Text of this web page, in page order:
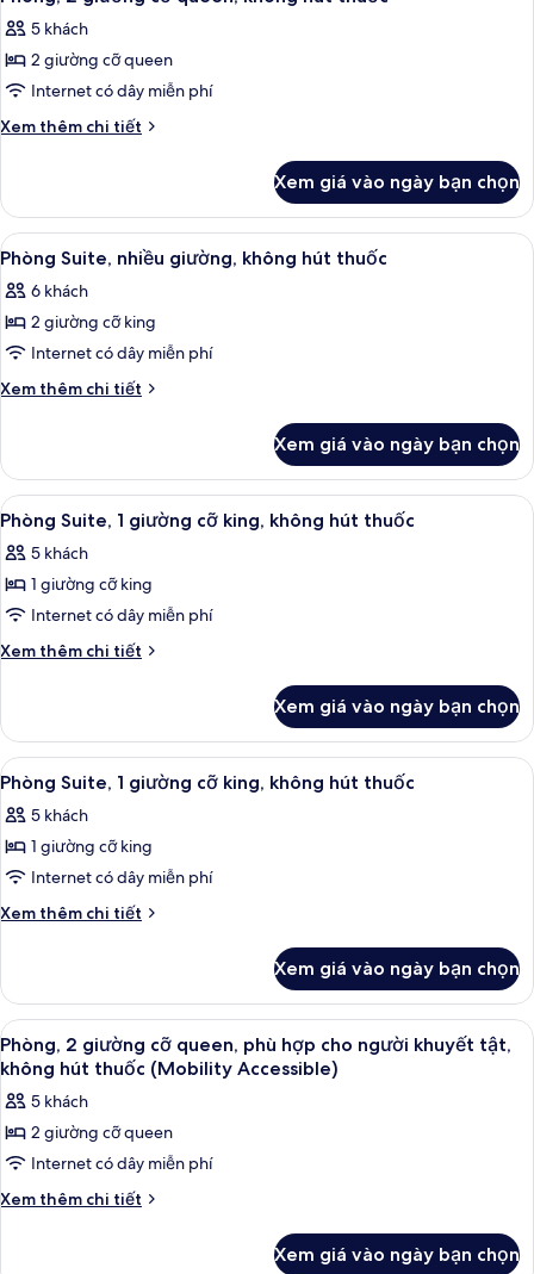
thuốc
king,
không
thuốc
tất
cả
ảnh
Phòng,
2
queen,
không
hút
thuốc
5 khách
2 giường cỡ queen
Internet có dây miễn phí
Xem thêm chi tiết
Chi
Phòng,
giường
queen,
không
thuốc
Xem giá vào ngày bạn chọn
Xem
tất
cả
ảnh
Phòng
Suite,
không
hút
thuốc
Phòng Suite, nhiều giường, không
3
Phòng Suite, nhiều giường, không hút thuốc
6 khách
2 giường cỡ king
Internet có dây miễn phí
Xem thêm chi tiết
Chi
Phòng
Suite,
nhiều
giường,
không
hút
Xem giá vào ngày bạn chọn
Xem
tất
cả
ảnh
Phòng
Suite,
cỡ
king,
không
hút
thuốc
Phòng Suite, 1 giường cỡ king,
3
Phòng Suite, 1 giường cỡ king, không hút thuốc
5 khách
1 giường cỡ king
Internet có dây miễn phí
Xem thêm chi tiết
Chi
Phòng
Suite,
1
giường
cỡ
king,
hút
thuốc
Xem giá vào ngày bạn chọn
Xem
tất
cả
ảnh
Phòng
Suite,
cỡ
king,
không
hút
thuốc
Phòng Suite, 1 giường cỡ king,
3
Phòng Suite, 1 giường cỡ king, không hút thuốc
5 khách
1 giường cỡ king
Internet có dây miễn phí
Xem thêm chi tiết
Chi
Phòng
Suite,
1
giường
king,
không
thuốc
Xem giá vào ngày bạn chọn
Xem
tất
cả
ảnh
Phòng,
2
giường
Phòng, 2 giường cỡ queen, phù
5
Phòng, 2 giường cỡ queen, phù hợp cho người khuyết tật,
không hút thuốc (Mobility Accessible)
5 khách
2 giường cỡ queen
Internet có dây miễn phí
Xem thêm chi tiết
Chi
Xem giá vào ngày bạn chọn